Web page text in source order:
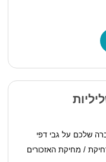
שלכם על גבי דפי
/ מחיקת האזכורים